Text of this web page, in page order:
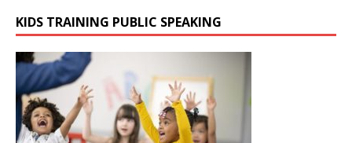
KIDS TRAINING PUBLIC SPEAKING